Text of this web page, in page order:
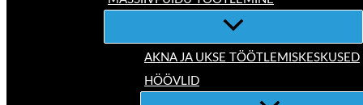
AKNA JA UKSE TÖÖTLEMISKESKUSED
HÖÖVLID